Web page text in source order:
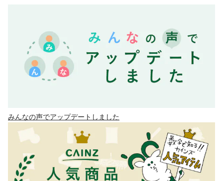
みんなの声でアップデートしました